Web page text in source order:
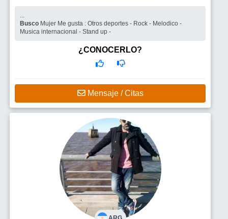
Busco Mujer Me gusta : Otros deportes - Rock - Melodico -
Musica internacional - Stand up -
¿CONOCERLO?
Mensaje / Citas